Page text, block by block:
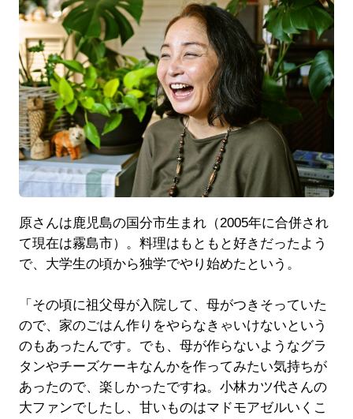
原さんは鹿児島の国分市生まれ（2005年に合併され
て現在は霧島市）。料理はもともと好きだったよう
で、大学生の頃から独学でやり始めたという。
「その頃に祖父母が入院して、母がつきそっていた
ので、家のごはん作りをやらなきゃいけないという
のもあったんです。でも、母が作らないようなグラ
タンやチーズケーキなんかを作ってみたい気持ちが
あったので、楽しかったですね。小林カツ代さんの
大ファンでしたし、甘いものはマドモアゼルいくこ